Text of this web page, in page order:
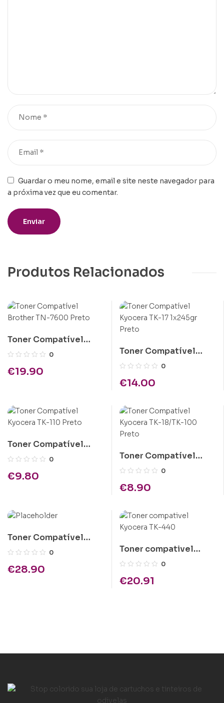
Guardar o meu nome, email e site neste navegador para
a próxima vez que eu comentar.
Produtos Relacionados
Toner Compatível
Brother TN-7600
0
€19.90
Toner Compatível
Kyocera TK-17 1x245gr
0
€14.00
Toner Compatível
Kyocera TK-110 Preto
0
€9.80
Toner Compatível
Kyocera TK-18/TK-100
0
€8.90
Toner Compatível
Epson C1100 Amarelo
0
€28.90
Toner compativel
Kyocera TK-440
0
€20.91